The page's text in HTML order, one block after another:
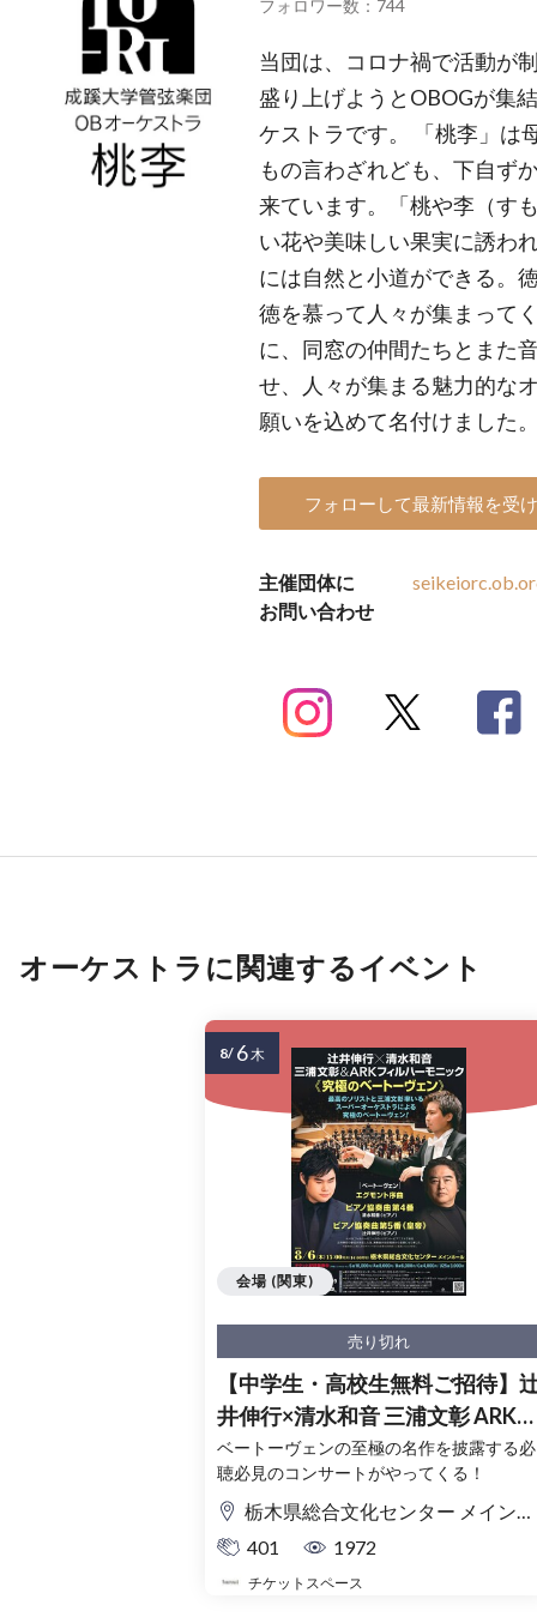
フォロワー数：744
当団は、コロナ禍で活動が
盛り上げようとOBOGが集
ケストラです。 「桃李」は
もの言わざれども、下自ず
来ています。「桃や李（す
い花や美味しい果実に誘わ
には自然と小道ができる。
徳を慕って人々が集まって
に、同窓の仲間たちとまた
せ、人々が集まる魅力的な
願いを込めて名付けまし
フォローして最新情報を受
主催団体に
お問い合わせ
オーケストラに関連するイベント
売り切れ
【中学生・高校生無料ご招待】
井伸行×清水和音 三浦文彰 ARKフ
ィルハーモニック≪究極のベー
ーヴェン≫(栃木公演)
ベートーヴェンの至極の名作を披露する必
聴必見のコンサートがやってくる！
栃木県総合文化センター メインホール
401
1972
チケットスペース
会場 (関東)
8/ 6木